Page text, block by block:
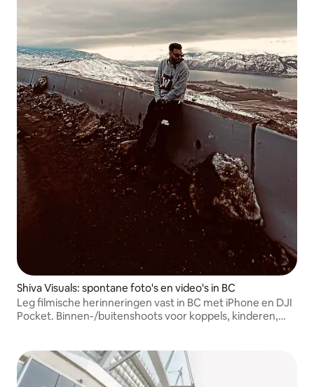
Shiva Visuals: spontane foto's en video's in BC
Leg filmische herinneringen vast in BC met iPhone en DJI
Pocket. Binnen-/buitenshoots voor koppels, kinderen,